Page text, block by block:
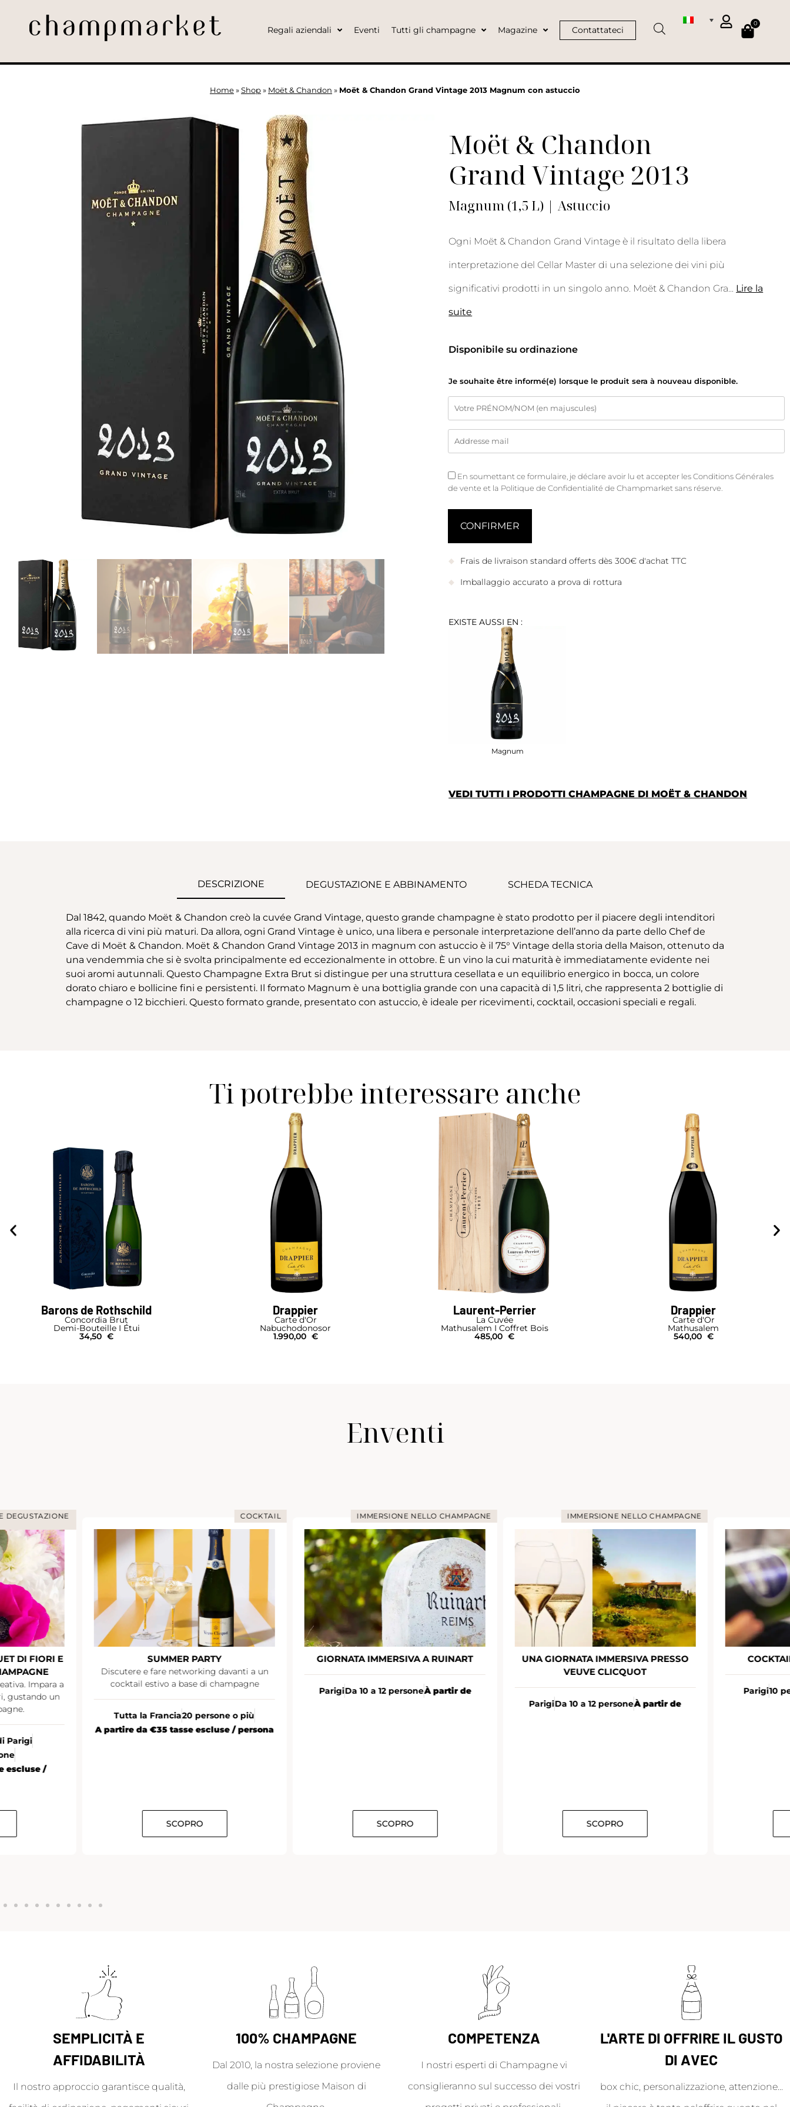
Regali aziendali Eventi Tutti gli champagne Magazine Contattateci
0
Home » Shop » Moët & Chandon » Moët & Chandon Grand Vintage 2013 Magnum con astuccio
Moët & Chandon
Grand Vintage 2013
Magnum (1,5 L) | Astuccio
Ogni Moët & Chandon Grand Vintage è il risultato della libera
interpretazione del Cellar Master di una selezione dei vini più
significativi prodotti in un singolo anno. Moët & Chandon Gra Lire la
suite
Disponibile su ordinazione
Je souhaite être informé(e) lorsque le produit sera à nouveau disponible.
En soumettant ce formulaire, je déclare avoir lu et accepter lesConditions Générales
de venteet la Politique de Confidentialitéde Champmarket sans réserve.
Frais de livraison standard offerts dès 300€ d'achat TTC
Imballaggio accurato a prova di rottura
EXISTE AUSSI EN :
Magnum
VEDI TUTTI I PRODOTTI CHAMPAGNE DI MOËT & CHANDON
DESCRIZIONE DEGUSTAZIONE E ABBINAMENTO SCHEDA TECNICA
Dal 1842, quando Moët & Chandon creò la cuvée Grand Vintage, questo grande champagne è stato prodotto per il piacere degli intenditori
alla ricerca di vini più maturi. Da allora, ogni Grand Vintage è unico, una libera e personale interpretazione dell’anno da parte dello Chef de
Cave di Moët & Chandon. Moët & Chandon Grand Vintage 2013 in magnum con astuccio è il 75° Vintage della storia della Maison, ottenuto da
una vendemmia che si è svolta principalmente ed eccezionalmente in ottobre. È un vino la cui maturità è immediatamente evidente nei
suoi aromi autunnali. Questo Champagne Extra Brut si distingue per una struttura cesellata e un equilibrio energico in bocca, un colore
dorato chiaro e bollicine fini e persistenti. Il formato Magnum è una bottiglia grande con una capacità di 1,5 litri, che rappresenta 2 bottiglie di
champagne o 12 bicchieri. Questo formato grande, presentato con astuccio, è ideale per ricevimenti, cocktail, occasioni speciali e regali.
Ti potrebbe interessare anche
Barons de Rothschild
Concordia Brut
Demi-Bouteille I Étui
34,50 €
Drappier
Carte d'Or
Nabuchodonosor
1.990,00 €
Laurent-Perrier
La Cuvée
Mathusalem I Coffret Bois
485,00 €
Drappier
Carte d'Or
Mathusalem
540,00 €
Enventi
DEGUSTAZIONE
DI FIORI E
Impara a
gustando un
Parigi
escluse /
COCKTAIL
SUMMER PARTY
Discutere e fare networking davanti a un
cocktail estivo a base di champagne
Tutta la Francia20 persone o più
A partire da €35 tasse escluse / persona
SCOPRO
IMMERSIONE NELLO CHAMPAGNE
GIORNATA IMMERSIVA A RUINART
ParigiDa 10 a 12 personeÀ partir de
SCOPRO
IMMERSIONE NELLO CHAMPAGNE
UNA GIORNATA IMMERSIVA PRESSO
VEUVE CLICQUOT
ParigiDa 10 a 12 personeÀ partir de
SCOPRO
Parigi10
SEMPLICITÀ E
AFFIDABILITÀ
Il nostro approccio garantisce qualità,
100% CHAMPAGNE
Dal 2010, la nostra selezione proviene
dalle più prestigiose Maison di
COMPETENZA
I nostri esperti di Champagne vi
consiglieranno sul successo dei vostri
L'ARTE DI OFFRIRE IL GUSTO
DI AVEC
box chic, personalizzazione, attenzione...